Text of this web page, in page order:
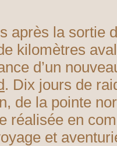
après la sortie
kilomètres
d’un
. Dix jours de
de la pointe
réalisée en
et